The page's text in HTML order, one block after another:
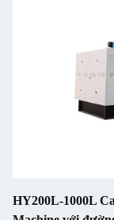
HY200L-1000L